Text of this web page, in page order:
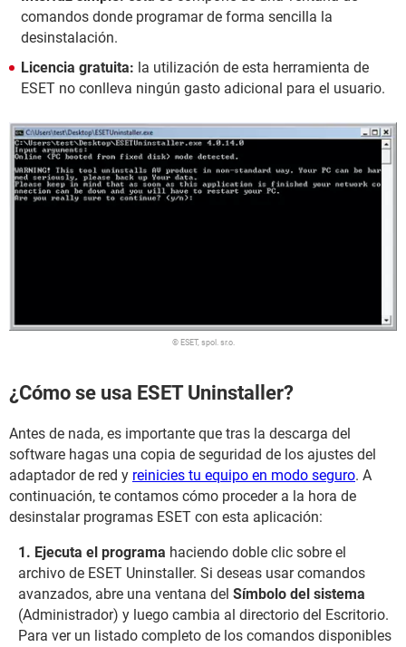
comandos donde programar de forma sencilla la
desinstalación.
Licencia gratuita: la utilización de esta herramienta de
ESET no conlleva ningún gasto adicional para el usuario.
© ESET, spol. sr.o.
¿Cómo se usa ESET Uninstaller?
Antes de nada, es importante que tras la descarga del
software hagas una copia de seguridad de los ajustes del
adaptador de red y reinicies tu equipo en modo seguro. A
continuación, te contamos cómo proceder a la hora de
desinstalar programas ESET con esta aplicación:
Ejecuta el programa haciendo doble clic sobre el
archivo de ESET Uninstaller. Si deseas usar comandos
avanzados, abre una ventana del Símbolo del sistema
(Administrador) y luego cambia al directorio del Escritorio.
Para ver un listado completo de los comandos disponibles